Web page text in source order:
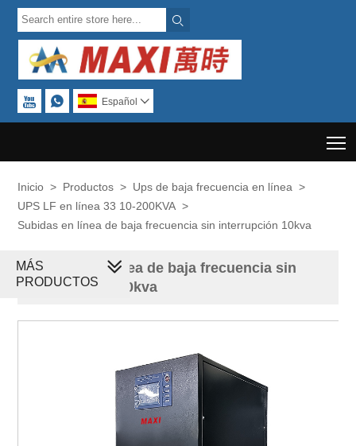

  Español 
Inicio > Productos > Ups de baja frecuencia en línea >
UPS LF en línea 33 10-200KVA >
Subidas en línea de baja frecuencia sin interrupción 10kva
Subidas en línea de baja frecuencia sin
interrupción 10kva
MÁS
PRODUCTOS